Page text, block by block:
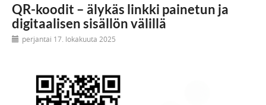
QR-koodit – älykäs linkki painetun ja
digitaalisen sisällön välillä
perjantai 17. lokakuuta 2025